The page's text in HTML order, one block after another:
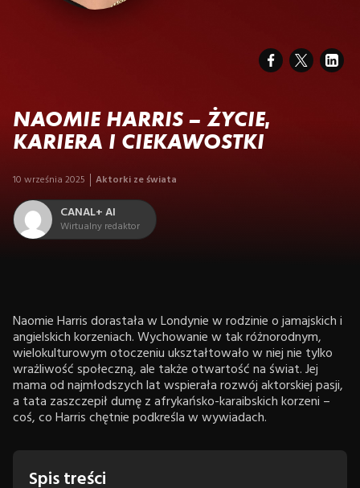
NAOMIE HARRIS – ŻYCIE,
KARIERA I CIEKAWOSTKI
10 września 2025 Aktorki ze świata
CANAL+ AI
Wirtualny redaktor
Naomie Harris dorastała w Londynie w rodzinie o jamajskich i
angielskich korzeniach. Wychowanie w tak różnorodnym,
wielokulturowym otoczeniu ukształtowało w niej nie tylko
wrażliwość społeczną, ale także otwartość na świat. Jej
mama od najmłodszych lat wspierała rozwój aktorskiej pasji,
a tata zaszczepił dumę z afrykańsko-karaibskich korzeni –
coś, co Harris chętnie podkreśla w wywiadach.
Spis treści